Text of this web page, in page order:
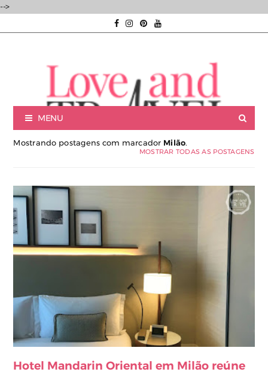
-->
Luxury experiences | Viagens Incríveis | Experiências únicas |
MENU
Mostrando postagens com marcador Milão.
MOSTRAR TODAS AS POSTAGENS
Hotel Mandarin Oriental em Milão reúne